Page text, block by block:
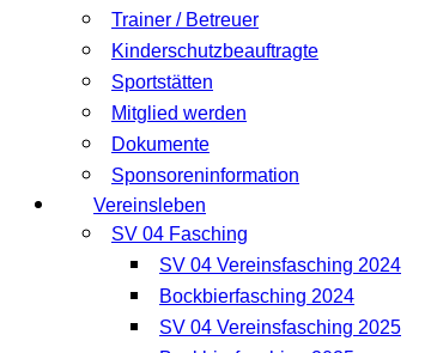
Trainer / Betreuer
Kinderschutzbeauftragte
Sportstätten
Mitglied werden
Dokumente
Sponsoreninformation
Vereinsleben
SV 04 Fasching
SV 04 Vereinsfasching 2024
Bockbierfasching 2024
SV 04 Vereinsfasching 2025